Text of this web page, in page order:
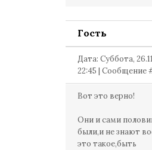
Гость
Дата: Суббота,
22:45 | Сообщение
Вот это верно!
Они и сами
были,и не знают
это такое,быть